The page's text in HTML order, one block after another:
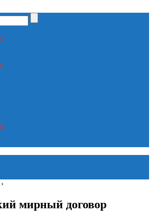
›
мирный договор